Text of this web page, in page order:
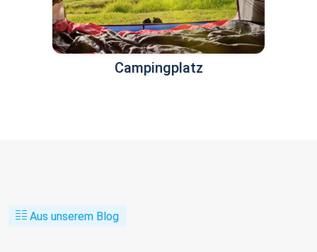
Campingplatz
Aus unserem Blog